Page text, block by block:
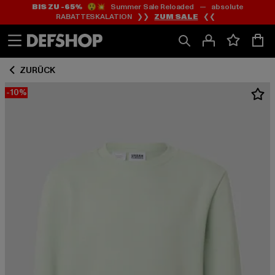
Zum
Inhalt
springen
Zum
Fußzeile
springen
BIS ZU -65%😲💥 Summer Sale Reloaded — absolute
RABATTESKALATION ❯❯ ZUM SALE ❮❮
ZURÜCK
-10%